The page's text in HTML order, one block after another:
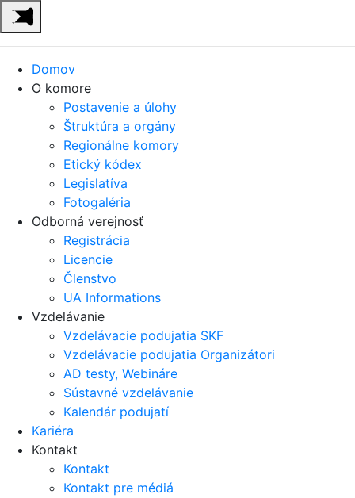
Domov
O komore
Postavenie a úlohy
Štruktúra a orgány
Regionálne komory
Etický kódex
Legislatíva
Fotogaléria
Odborná verejnosť
Registrácia
Licencie
Členstvo
UA Informations
Vzdelávanie
Vzdelávacie podujatia SKF
Vzdelávacie podujatia Organizátori
AD testy, Webináre
Sústavné vzdelávanie
Kalendár podujatí
Kariéra
Kontakt
Kontakt
Kontakt pre médiá